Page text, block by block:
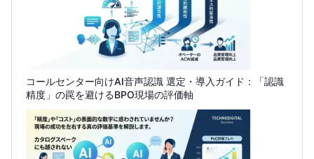
コールセンター向けAI音声認識 選定・導入ガイド：「認識
精度」の罠を避けるBPO現場の評価軸